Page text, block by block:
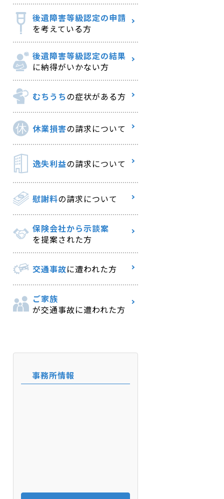
後遺障害等級認定の申請
を考えている方
後遺障害等級認定の結果
に納得がいかない方
むちうちの症状がある方
休業損害の請求について
逸失利益の請求について
慰謝料の請求について
保険会社から示談案
を提案された方
交通事故に遭われた方
ご家族
が交通事故に遭われた方
事務所情報